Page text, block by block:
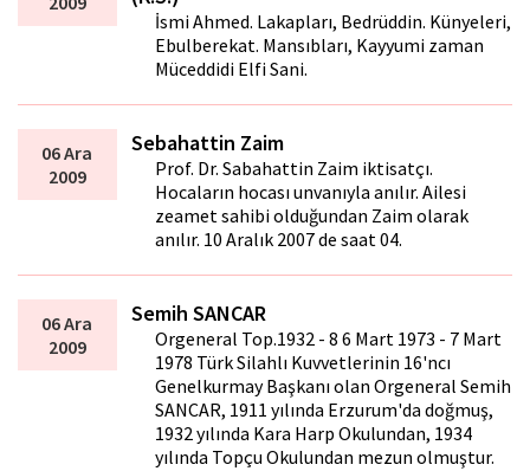
İsmi Ahmed. Lakapları, Bedrüddin. Künyeleri,
Ebulberekat. Mansıbları, Kayyumi zaman
Müceddidi Elfi Sani.
06 Ara
2009
Sebahattin Zaim
Prof. Dr. Sabahattin Zaim iktisatçı.
Hocaların hocası unvanıyla anılır. Ailesi
zeamet sahibi olduğundan Zaim olarak
anılır. 10 Aralık 2007 de saat 04.
06 Ara
2009
Semih SANCAR
Orgeneral Top.1932 - 8 6 Mart 1973 - 7 Mart
1978 Türk Silahlı Kuvvetlerinin 16'ncı
Genelkurmay Başkanı olan Orgeneral Semih
SANCAR, 1911 yılında Erzurum'da doğmuş,
1932 yılında Kara Harp Okulundan, 1934
yılında Topçu Okulundan mezun olmuştur.